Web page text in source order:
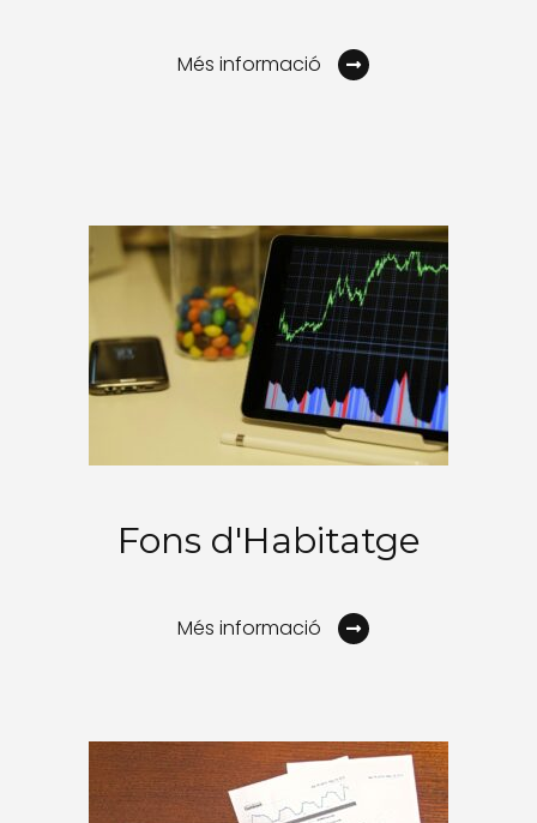
Més informació
Fons d'Habitatge
Més informació